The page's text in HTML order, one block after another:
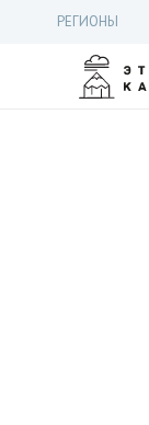
РЕГИОНЫ